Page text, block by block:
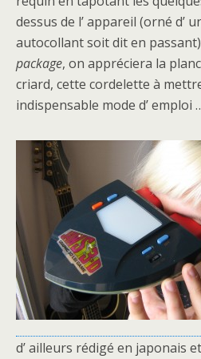
dessus de l’ appareil (orné d’
autocollant soit dit en
package, on appréciera la
criard, cette cordelette à
indispensable mode d’ emploi
d’ ailleurs rédigé en japonais